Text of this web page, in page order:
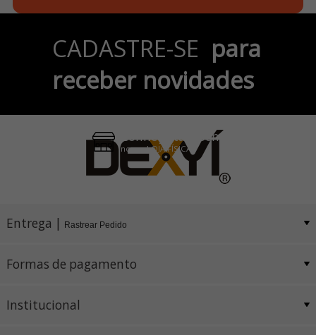
no Cartão de Crédito
Pix e Boleto
Conheça também
nossa LOJA FÍSICA
CADASTRE-SE para
receber novidades
Entrega | Rastrear Pedido
Formas de pagamento
Institucional